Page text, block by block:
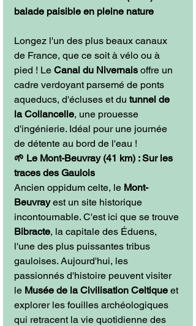
balade paisible en pleine nature
Longez l'un des plus beaux canaux
de France, que ce soit à vélo ou à
pied ! Le Canal du Nivernais offre un
cadre verdoyant parsemé de ponts
aqueducs, d'écluses et du tunnel de
la Collancelle, une prouesse
d'ingénierie. Idéal pour une journée
de détente au bord de l'eau !
🌱 Le Mont-Beuvray (41 km) : Sur les
traces des Gaulois
Ancien oppidum celte, le Mont-
Beuvray est un site historique
incontournable. C'est ici que se trouve
Bibracte, la capitale des Éduens,
l'une des plus puissantes tribus
gauloises. Aujourd'hui, les
passionnés d'histoire peuvent visiter
le Musée de la Civilisation Celtique et
explorer les fouilles archéologiques
qui retracent la vie quotidienne des